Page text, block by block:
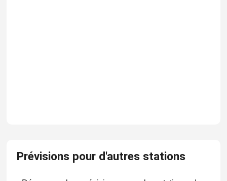
Prévisions pour d'autres stations